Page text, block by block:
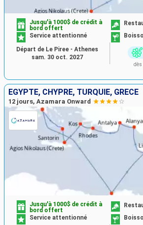
Jusqu'à 1000$ de crédit à
bord offert
Service attentionné
dès
Départ de Le Piree - Athenes
sam. 30 oct. 2027
EGYPTE, CHYPRE, TURQUIE, GRÈCE
12 jours, Azamara Onward
Jusqu'à 1000$ de crédit à
bord offert
Service attentionné